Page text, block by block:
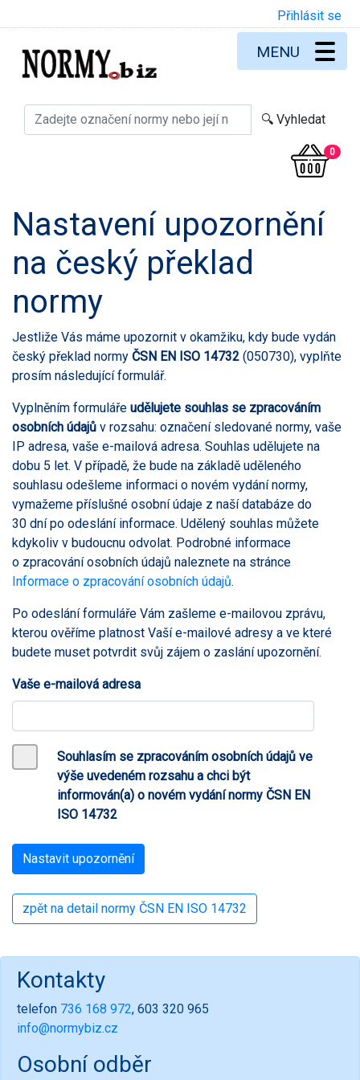
Přihlásit se
0
MENU
Nastavení upozornění
na český překlad
normy
Jestliže Vás máme upozornit v okamžiku, kdy bude vydán
český překlad normy ČSN EN ISO 14732 (050730), vyplňte
prosím následující formulář.
Vyplněním formuláře udělujete souhlas se zpracováním
osobních údajů v rozsahu: označení sledované normy, vaše
IP adresa, vaše e-mailová adresa. Souhlas udělujete na
dobu 5 let. V případě, že bude na základě uděleného
souhlasu odešleme informaci o novém vydání normy,
vymažeme příslušné osobní údaje z naší databáze do
30 dní po odeslání informace. Udělený souhlas můžete
kdykoliv v budoucnu odvolat. Podrobné informace
o zpracování osobních údajů naleznete na stránce
Informace o zpracování osobních údajů.
Po odeslání formuláře Vám zašleme e-mailovou zprávu,
kterou ověříme platnost Vaší e-mailové adresy a ve které
budete muset potvrdit svůj zájem o zaslání upozornění.
Vaše e-mailová adresa
Souhlasím se zpracováním osobních údajů ve
výše uvedeném rozsahu a chci být
informován(a) o novém vydání normy ČSN EN
ISO 14732
zpět na detail normy ČSN EN ISO 14732
Kontakty
telefon 736 168 972, 603 320 965
info@normybiz.cz
Osobní odběr